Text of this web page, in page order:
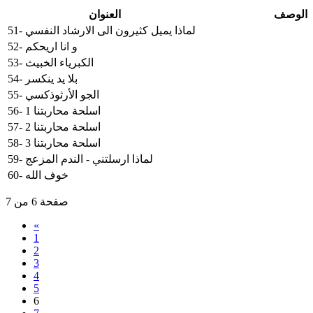
العنوان
الوصف
51- لماذا يميل كثيرون الى الارشاد النفسي
52- و انا اريحكم
53- الكبرياء الخبيث
54- بلا يد ينكسر
55- الجو الأرثوذكسي
56- اسلحة محاربتنا 1
57- اسلحة محاربتنا 2
58- اسلحة محاربتنا 3
59- لماذا ارسلتني - الندم المزعج
60- خوف الله
صفحة 6 من 7
«
1
2
3
4
5
6